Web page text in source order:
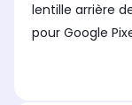
lentille arrière
pour Google